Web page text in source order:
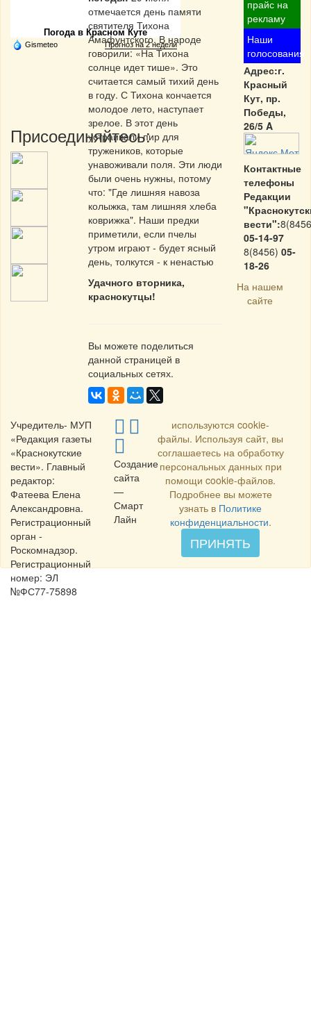
Частная реклама
Погода в Красном Куте
Gismeteo Прогноз на 2 недели
Присоединяйтесь:
отмечается день памяти
святителя Тихона
Амафунтского. В народе
говорили: «На Тихона
солнце идет тише». Это
считается самый тихий день
в году. С Тихона кончается
молодое лето, наступает
зрелое. В этот день
устраивали пир для
тружеников, которые
унавоживали поля. Эти люди
были очень нужны, потому
что: "Где лишняя навоза
колыжка, там лишняя хлеба
коврижка". Наши предки
приметили, если пчелы
утром играют - будет ясный
день, толкутся - к ненастью
Удачного вторника,
краснокутцы!
Вы можете поделиться
данной страницей в
социальных сетях.
прайс на
рекламу
Наши
голосования
Адрес:г.
Красный
Кут, пр.
Победы,
26/5 A
Контактные
телефоны
Редакции
вести":
05-14-97
8(8456) 05-
18-26
Учредитель- МУП
«Редакция газеты
«Краснокутские
вести». Главный
редактор:
Фатеева Елена
Александровна.
Регистрационный
орган -
Роскомнадзор.
Регистрационный
номер: ЭЛ
№ФС77-75898
Создание
сайта
—
Смарт
Лайн
На нашем
сайте
используются cookie-
файлы. Используя сайт, вы
соглашаетесь на обработку
персональных данных при
помощи cookie-файлов.
Подробнее вы можете
узнать в Политике
конфиденциальности.
ПРИНЯТЬ